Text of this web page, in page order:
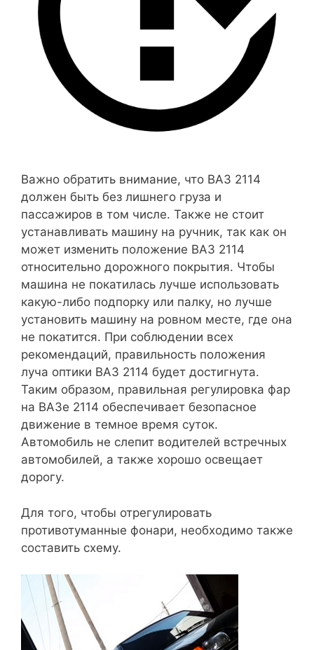
Важно обратить внимание, что ВАЗ 2114
должен быть без лишнего груза и
пассажиров в том числе. Также не стоит
устанавливать машину на ручник, так как он
может изменить положение ВАЗ 2114
относительно дорожного покрытия. Чтобы
машина не покатилась лучше использовать
какую-либо подпорку или палку, но лучше
установить машину на ровном месте, где она
не покатится. При соблюдении всех
рекомендаций, правильность положения
луча оптики ВАЗ 2114 будет достигнута.
Таким образом, правильная регулировка фар
на ВАЗе 2114 обеспечивает безопасное
движение в темное время суток.
Автомобиль не слепит водителей встречных
автомобилей, а также хорошо освещает
дорогу.
Для того, чтобы отрегулировать
противотуманные фонари, необходимо также
составить схему.